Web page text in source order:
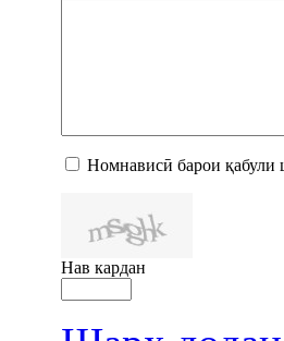
Номнависӣ барои қабули
Нав кардан